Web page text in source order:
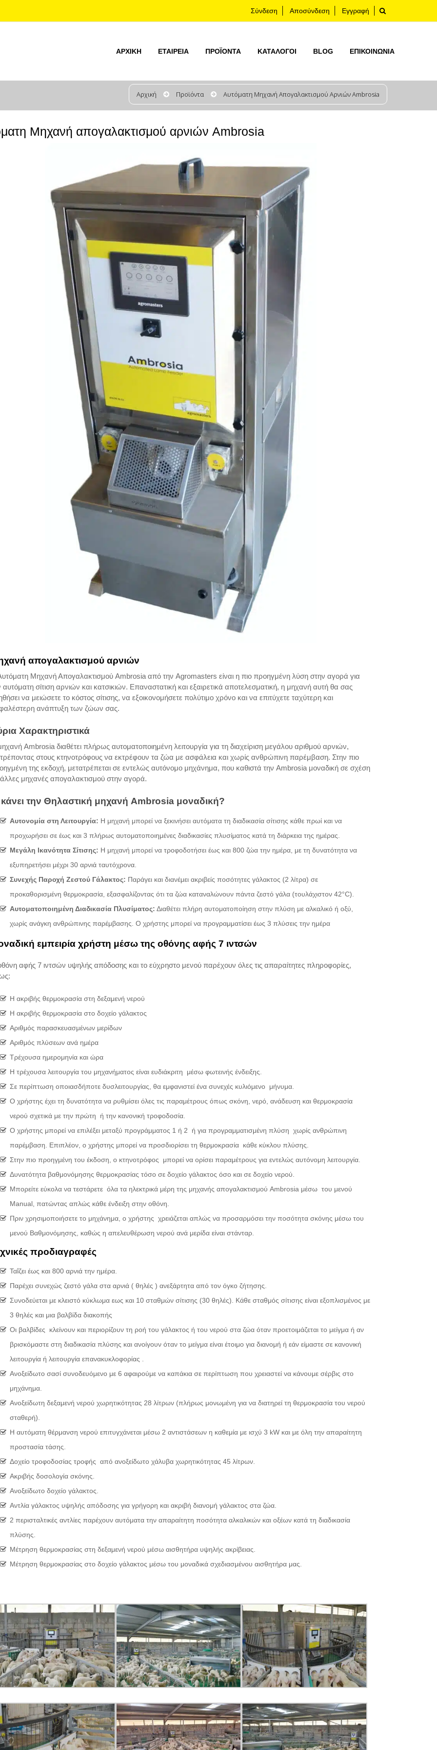
Σύνδεση Αποσύνδεση Εγγραφή
ΑΡΧΙΚΉ ΕΤΑΙΡΕΊΑ ΠΡΟΪΟΝΤΑ ΚΑΤΆΛΟΓΟΙ BLOG ΕΠΙΚΟΙΝΩΝΊΑ
Αρχική Προϊόντα Αυτόματη Μηχανή Απογαλακτισμού Αρνιών Ambrosia
Μηχανή απογαλακτισμού αρνιών Ambrosia
απογαλακτισμού αρνιών
Μηχανή Απογαλακτισμού Ambrosia από την Agromasters είναι η πιο προηγμένη λύση στην αγορά για
αυτόματη σίτιση αρνιών και κατσικιών. Επαναστατική και εξαιρετικά αποτελεσματική, η μηχανή αυτή θα σας
να μειώσετε το κόστος σίτισης, να εξοικονομήσετε πολύτιμο χρόνο και να επιτύχετε ταχύτερη και
ανάπτυξη των ζώων σας.
Χαρακτηριστικά
Ambrosia διαθέτει πλήρως αυτοματοποιημένη λειτουργία για τη διαχείριση μεγάλου αριθμού αρνιών,
στους κτηνοτρόφους να εκτρέφουν τα ζώα με ασφάλεια και χωρίς ανθρώπινη παρέμβαση. Στην πιο
της εκδοχή, μετατρέπεται σε εντελώς αυτόνομο μηχάνημα, που καθιστά την Ambrosia μοναδική σε σχέση
μηχανές απογαλακτισμού στην αγορά.
κάνει την Θηλαστική μηχανή Ambrosia μοναδική?
Αυτονομία στη Λειτουργία: Η μηχανή μπορεί να ξεκινήσει αυτόματα τη διαδικασία σίτισης κάθε πρωί και να
προχωρήσει σε έως και 3 πλήρως αυτοματοποιημένες διαδικασίες πλυσίματος κατά τη διάρκεια της ημέρας.
Μεγάλη Ικανότητα Σίτισης: Η μηχανή μπορεί να τροφοδοτήσει έως και 800 ζώα την ημέρα, με τη δυνατότητα να
εξυπηρετήσει μέχρι 30 αρνιά ταυτόχρονα.
Συνεχής Παροχή Ζεστού Γάλακτος: Παράγει και διανέμει ακριβείς ποσότητες γάλακτος (2 λίτρα) σε
προκαθορισμένη θερμοκρασία, εξασφαλίζοντας ότι τα ζώα καταναλώνουν πάντα ζεστό γάλα (τουλάχιστον 42°C).
Αυτοματοποιημένη Διαδικασία Πλυσίματος: Διαθέτει πλήρη αυτοματοποίηση στην πλύση με αλκαλικό ή οξύ,
χωρίς ανάγκη ανθρώπινης παρέμβασης. Ο χρήστης μπορεί να προγραμματίσει έως 3 πλύσεις την ημέρα
εμπειρία χρήστη μέσω της οθόνης αφής 7 ιντσών
αφής 7 ιντσών υψηλής απόδοσης και το εύχρηστο μενού παρέχουν όλες τις απαραίτητες πληροφορίες,
Η ακριβής θερμοκρασία στη δεξαμενή νερού
Η ακριβής θερμοκρασία στο δοχείο γάλακτος
Αριθμός παρασκευασμένων μερίδων
Αριθμός πλύσεων ανά ημέρα
Τρέχουσα ημερομηνία και ώρα
Η τρέχουσα λειτουργία του μηχανήματος είναι ευδιάκριτη μέσω φωτεινής ένδειξης.
Σε περίπτωση οποιασδήποτε δυσλειτουργίας, θα εμφανιστεί ένα συνεχές κυλιόμενο μήνυμα.
Ο χρήστης έχει τη δυνατότητα να ρυθμίσει όλες τις παραμέτρους όπως σκόνη, νερό, ανάδευση και θερμοκρασία
νερού σχετικά με την πρώτη ή την κανονική τροφοδοσία.
Ο χρήστης μπορεί να επιλέξει μεταξύ προγράμματος 1 ή 2 ή για προγραμματισμένη πλύση χωρίς ανθρώπινη
παρέμβαση. Επιπλέον, ο χρήστης μπορεί να προσδιορίσει τη θερμοκρασία κάθε κύκλου πλύσης.
Στην πιο προηγμένη του έκδοση, ο κτηνοτρόφος μπορεί να ορίσει παραμέτρους για εντελώς αυτόνομη λειτουργία.
Δυνατότητα βαθμονόμησης θερμοκρασίας τόσο σε δοχείο γάλακτος όσο και σε δοχείο νερού.
Μπορείτε εύκολα να τεστάρετε όλα τα ηλεκτρικά μέρη της μηχανής απογαλακτισμού Ambrosia μέσω του μενού
Manual, πατώντας απλώς κάθε ένδειξη στην οθόνη.
Πριν χρησιμοποιήσετε το μηχάνημα, ο χρήστης χρειάζεται απλώς να προσαρμόσει την ποσότητα σκόνης μέσω του
μενού Βαθμονόμησης, καθώς η απελευθέρωση νερού ανά μερίδα είναι στάνταρ.
προδιαγραφές
Ταΐζει έως και 800 αρνιά την ημέρα.
Παρέχει συνεχώς ζεστό γάλα στα αρνιά ( θηλές ) ανεξάρτητα από τον όγκο ζήτησης.
Συνοδεύεται με κλειστό κύκλωμα εως και 10 σταθμών σίτισης (30 θηλές). Κάθε σταθμός σίτισης είναι εξοπλισμένος με
3 θηλές και μια βαλβίδα διακοπής
Οι βαλβίδες κλείνουν και περιορίζουν τη ροή του γάλακτος ή του νερού στα ζώα όταν προετοιμάζεται το μείγμα ή αν
βρισκόμαστε στη διαδικασία πλύσης και ανοίγουν όταν το μείγμα είναι έτοιμο για διανομή ή εάν είμαστε σε κανονική
λειτουργία ή λειτουργία επανακυκλοφορίας .
Ανοξείδωτο σασί συνοδευόμενο με 6 αφαιρούμε να καπάκια σε περίπτωση που χρειαστεί να κάνουμε σέρβις στο
μηχάνημα.
Ανοξείδωτη δεξαμενή νερού χωρητικότητας 28 λίτρων (πλήρως μονωμένη για να διατηρεί τη θερμοκρασία του νερού
σταθερή).
Η αυτόματη θέρμανση νερού επιτυγχάνεται μέσω 2 αντιστάσεων η καθεμία με ισχύ 3 kW και με όλη την απαραίτητη
προστασία τάσης.
Δοχείο τροφοδοσίας τροφής από ανοξείδωτο χάλυβα χωρητικότητας 45 λίτρων.
Ακριβής δοσολογία σκόνης.
Ανοξείδωτο δοχείο γάλακτος.
Αντλία γάλακτος υψηλής απόδοσης για γρήγορη και ακριβή διανομή γάλακτος στα ζώα.
2 περισταλτικές αντλίες παρέχουν αυτόματα την απαραίτητη ποσότητα αλκαλικών και οξέων κατά τη διαδικασία
πλύσης.
Μέτρηση θερμοκρασίας στη δεξαμενή νερού μέσω αισθητήρα υψηλής ακρίβειας.
Μέτρηση θερμοκρασίας στο δοχείο γάλακτος μέσω του μοναδικά σχεδιασμένου αισθητήρα μας.